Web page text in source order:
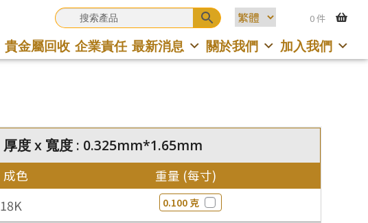
0 件
貴金屬回收 企業責任 最新消息 關於我們 加入我們
厚度 x 寬度 : 0.325mm*1.65mm
成色 重量 (每寸)
18K 0.100 克